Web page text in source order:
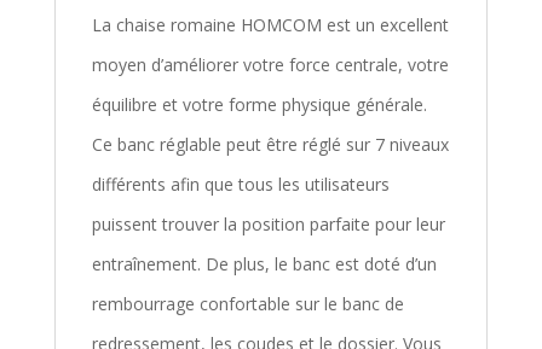
La chaise romaine HOMCOM est un excellent
moyen d’améliorer votre force centrale, votre
équilibre et votre forme physique générale.
Ce banc réglable peut être réglé sur 7 niveaux
différents afin que tous les utilisateurs
puissent trouver la position parfaite pour leur
entraînement. De plus, le banc est doté d’un
rembourrage confortable sur le banc de
redressement, les coudes et le dossier. Vous